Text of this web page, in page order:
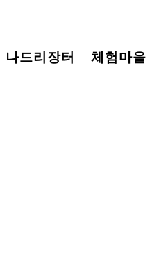
나드리장터 체험마을